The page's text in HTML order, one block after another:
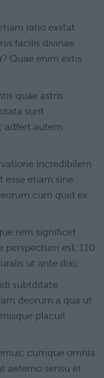
ratio exstat
facilis divinae
Quae enim extis
quae astris
sunt
adfert autem
incredibilem
esse etiam sine
cum quid ex
rem significet
perspectum est. 110
ut ante dixi;
subtditate
deorum a qua ut
placuit
cumque omnia
aeterno sensu et